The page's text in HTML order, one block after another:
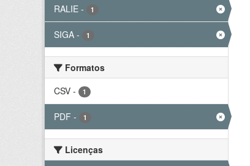
RALIE - 1
SIGA - 1
Formatos
CSV - 1
PDF - 1
Licenças